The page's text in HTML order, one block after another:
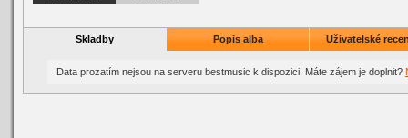
Skladby Popis alba Uživatelské
Data prozatím nejsou na serveru bestmusic k dispozici. Máte zájem je doplnit?